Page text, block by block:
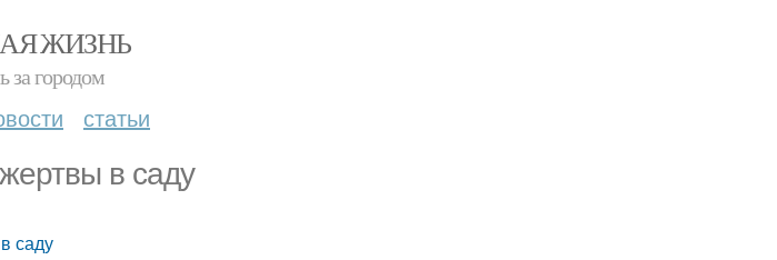
ЖИЗНЬ
за городом
статьи
в саду
саду